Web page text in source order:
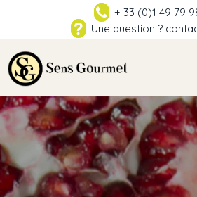
+ 33 (0)1 49 79
Une question ?